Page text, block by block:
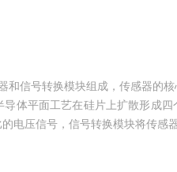
和信号转换模块组成，传感器的
体平面工艺在硅片上扩散形成
电压信号，信号转换模块将传感